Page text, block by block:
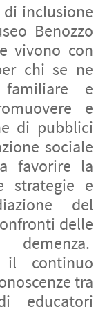
inclusione
Benozzo
vivono con
chi se ne
e
e
di pubblici
sociale
favorire la
strategie e
del
delle
continuo
tra
educatori